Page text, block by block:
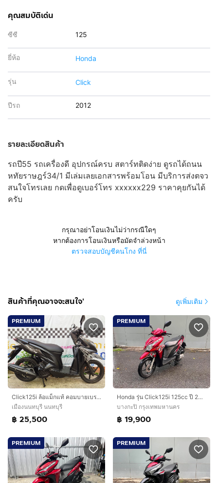
คุณสมบัติเด่น
ซีซี 125
ยี่ห้อ Honda
รุ่น Click
ปีรถ 2012
รายละเอียดสินค้า
รถปี55 รถเครื่องดี อุปกรณ์ครบ สตาร์ทติดง่าย ดูรถได้ถนน
หทัยราษฎร์34/1 มีเล่มเลยเอกสารพร้อมโอน มีบริการส่งตจว
สนใจโทรเลย กดเพื่อดูเบอร์โทร xxxxxx229 ราคาคุยกันได้
ครับ
กรุณาอย่าโอนเงินไม่ว่ากรณีใดๆ
หากต้องการโอนเงินหรือมัดจำล่วงหน้า
ตรวจสอบบัญชีคนโกง ที่นี่
สินค้าที่คุณอาจจะสนใจ' ดูเพิ่มเติม
PREMIUM
Click125i ล้อแม็กแท้ คอมบายเบรค รถบ้านสภาพดี รถไม่เคยล้มไม่เคยชนหนัก
เมืองนนทบุรี นนทบุรี
฿ 25,500
PREMIUM
Honda รุ่น Click125i 125cc ปี 2011สตาร์ทมือ
บางกะปิ กรุงเทพมหานคร
฿ 19,900
PREMIUM PREMIUM